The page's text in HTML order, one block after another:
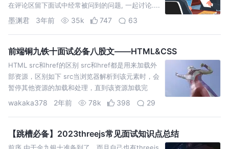
在评论区留下面试中经常被问到的问题, 一起讨论....
墨渊君 3年前 35k 747 63
前端铜九铁十面试必备八股文——HTML&CSS
HTML src和href的区别 src和href都是用来加载外
部资源，区别如下 src当浏览器解析到该元素时，会
暂停其他资源的加载和处理，直到该资源加载完
成。 它会将资源内容嵌入到当前标签所在的位置
wakaka378 2年前 78k 398 29
【跳槽必备】2023threejs常见面试知识点总结